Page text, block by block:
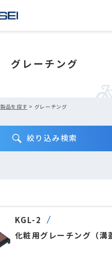
グレーチング
製品を探す > グレーチング
絞り込み検索
KGL-2
化粧用グレーチング（溝